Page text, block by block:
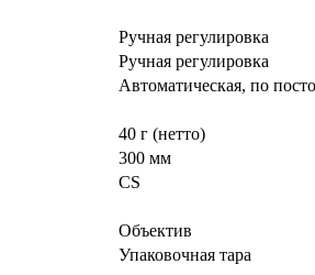
Ручная регулировка
Ручная регулировка
Автоматическая, по
40 г (нетто)
300 мм
CS
Объектив
Упаковочная тара